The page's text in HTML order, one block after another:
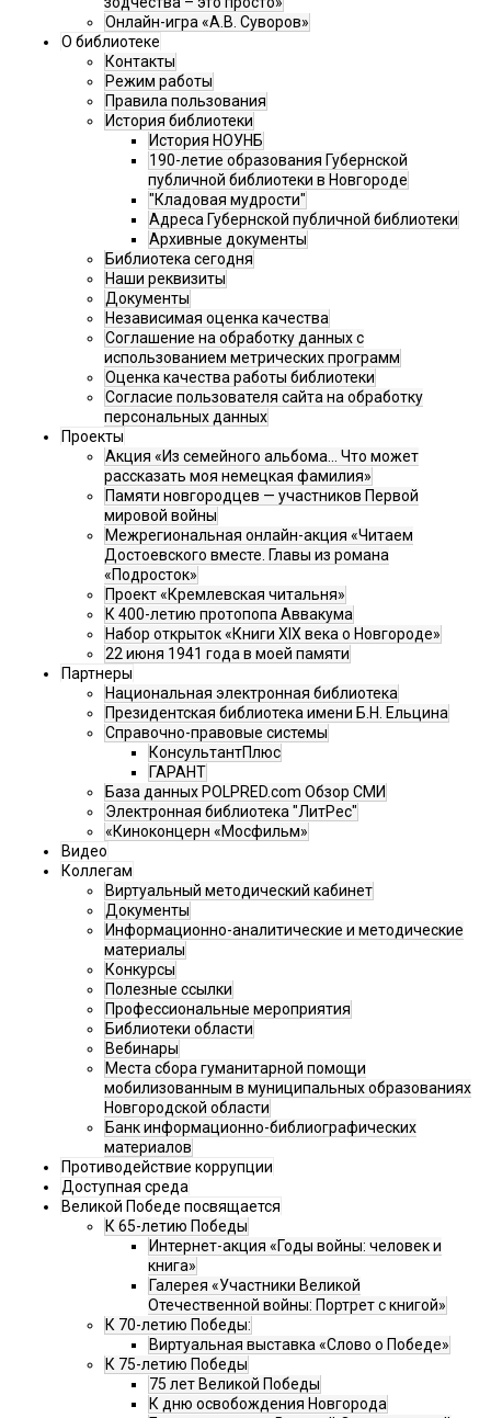
Онлайн-игра «А.В. Суворов»
О библиотеке
Контакты
Режим работы
Правила пользования
История библиотеки
История НОУНБ
190-летие образования Губернской
публичной библиотеки в Новгороде
"Кладовая мудрости"
Адреса Губернской публичной библиотеки
Архивные документы
Библиотека сегодня
Наши реквизиты
Документы
Независимая оценка качества
Соглашение на обработку данных с
использованием метрических программ
Оценка качества работы библиотеки
Согласие пользователя сайта на обработку
персональных данных
Проекты
Акция «Из семейного альбома... Что может
рассказать моя немецкая фамилия»
Памяти новгородцев — участников Первой
мировой войны
Межрегиональная онлайн-акция «Читаем
Достоевского вместе. Главы из романа
«Подросток»
Проект «Кремлевская читальня»
К 400-летию протопопа Аввакума
Набор открыток «Книги XIX века о Новгороде»
22 июня 1941 года в моей памяти
Партнеры
Национальная электронная библиотека
Президентская библиотека имени Б.Н. Ельцина
Справочно-правовые системы
КонсультантПлюс
ГАРАНТ
База данных POLPRED.com Обзор СМИ
Электронная библиотека "ЛитРес"
«Киноконцерн «Мосфильм»
Видео
Коллегам
Виртуальный методический кабинет
Документы
Информационно-аналитические и методические
материалы
Конкурсы
Полезные ссылки
Профессиональные мероприятия
Библиотеки области
Вебинары
Места сбора гуманитарной помощи
мобилизованным в муниципальных образованиях
Новгородской области
Банк информационно-библиографических
материалов
Противодействие коррупции
Доступная среда
Великой Победе посвящается
К 65-летию Победы
Интернет-акция «Годы войны: человек и
книга»
Галерея «Участники Великой
Отечественной войны: Портрет с книгой»
К 70-летию Победы:
Виртуальная выставка «Слово о Победе»
К 75-летию Победы
75 лет Великой Победы
К дню освобождения Новгорода